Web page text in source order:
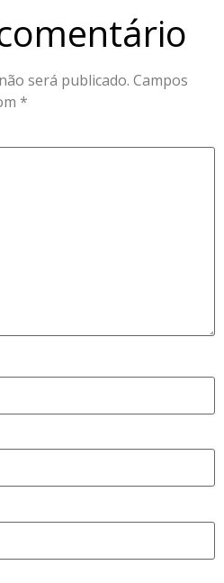
será publicado. Campos
*